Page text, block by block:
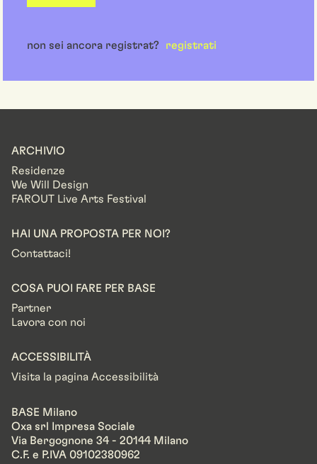
non sei ancora registrat? registrati
ARCHIVIO
Residenze
We Will Design
FAROUT Live Arts Festival
HAI UNA PROPOSTA PER NOI?
Contattaci!
COSA PUOI FARE PER BASE
Partner
Lavora con noi
ACCESSIBILITÀ
Visita la pagina Accessibilità
BASE Milano
Oxa srl Impresa Sociale
Via Bergognone 34 - 20144 Milano
C.F. e P.IVA 09102380962